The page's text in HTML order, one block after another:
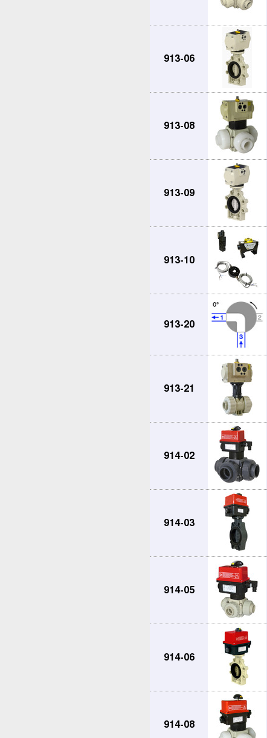
913-06
913-08
913-09
913-10
913-20
913-21
914-02
914-03
914-05
914-06
914-08